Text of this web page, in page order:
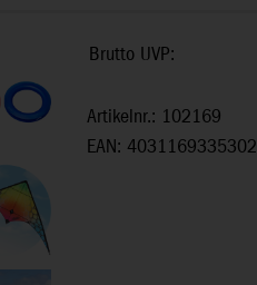
Brutto UVP:
Artikelnr.: 102169
EAN: 4031169335302